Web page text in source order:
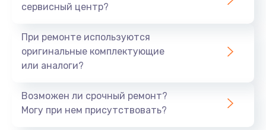
Замена кнопки питания
Заказать
сервисный центр?
При ремонте используются
оригинальные комплектующие
или аналоги?
Возможен ли срочный ремонт?
Могу при нем присутствовать?